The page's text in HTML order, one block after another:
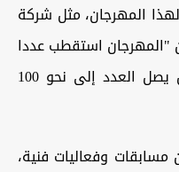
المهرجان، مثل شركة
"المهرجان استقطب عددا
كبيرا من الزوار، ومن المتوقع أن يصل العدد إلى نحو 100
وفعاليات فنية،